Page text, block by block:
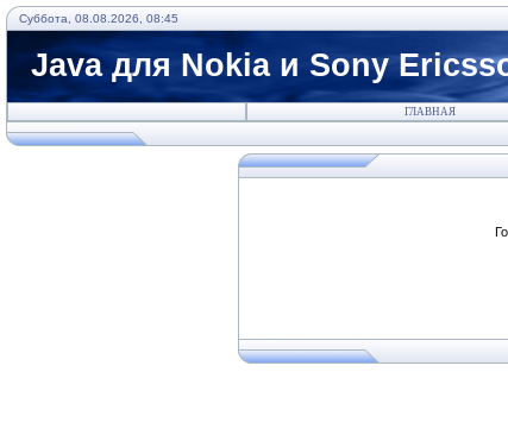
Суббота, 08.08.2026, 08:45
Java для Nokia и Sony
ГЛАВНАЯ